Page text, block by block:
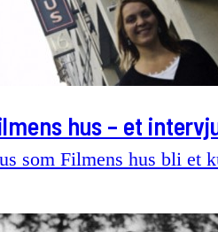
hus – et
som Filmens hus bli et